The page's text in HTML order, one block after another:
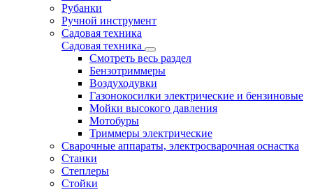
Рубанки
Ручной инструмент
Садовая техника
Садовая техника
Смотреть весь раздел
Бензотриммеры
Воздуходувки
Газонокосилки электрические и бензиновые
Мойки высокого давления
Мотобуры
Триммеры электрические
Сварочные аппараты, электросварочная оснастка
Станки
Степлеры
Стойки